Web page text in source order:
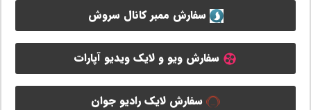
سفارش ممبر کانال سروش
سفارش ویو و لایک ویدیو آپارات
سفارش لایک رادیو جوان